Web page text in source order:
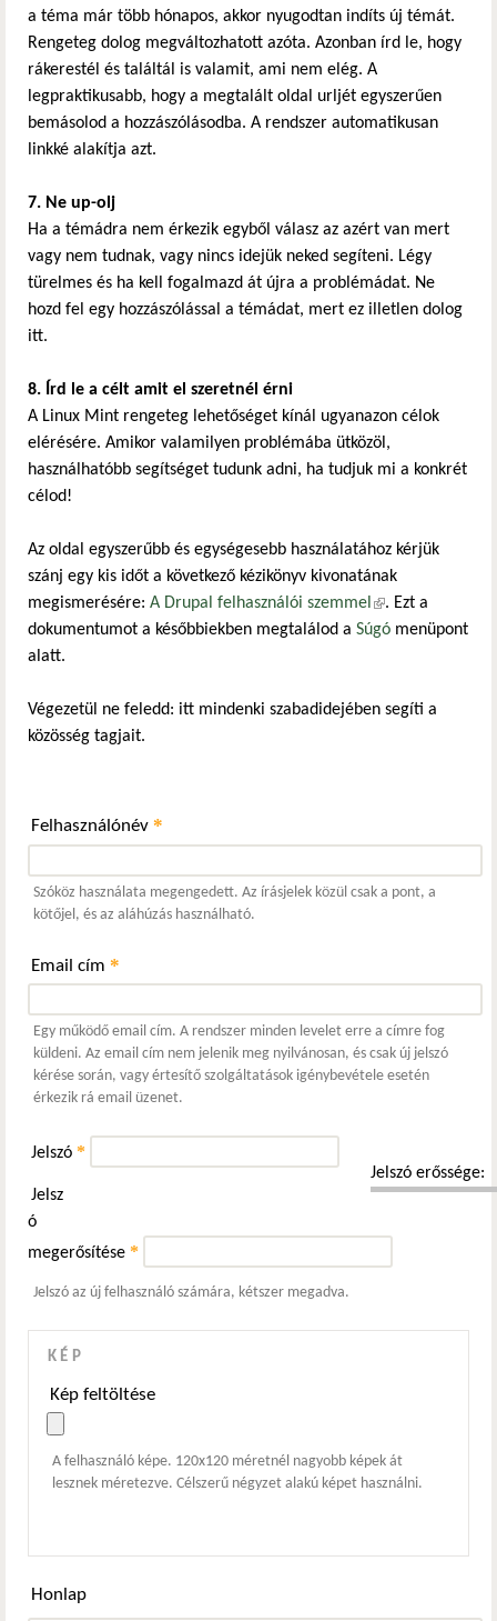
a téma már több hónapos, akkor nyugodtan indíts új témát.
Rengeteg dolog megváltozhatott azóta. Azonban írd le, hogy
rákerestél és találtál is valamit, ami nem elég. A
legpraktikusabb, hogy a megtalált oldal urljét egyszerűen
bemásolod a hozzászólásodba. A rendszer automatikusan
linkké alakítja azt.
7. Ne up-olj
Ha a témádra nem érkezik egyből válasz az azért van mert
vagy nem tudnak, vagy nincs idejük neked segíteni. Légy
türelmes és ha kell fogalmazd át újra a problémádat. Ne
hozd fel egy hozzászólással a témádat, mert ez illetlen dolog
itt.
8. Írd le a célt amit el szeretnél érni
A Linux Mint rengeteg lehetőséget kínál ugyanazon célok
elérésére. Amikor valamilyen problémába ütközöl,
használhatóbb segítséget tudunk adni, ha tudjuk mi a konkrét
célod!
Az oldal egyszerűbb és egységesebb használatához kérjük
szánj egy kis időt a következő kézikönyv kivonatának
megismerésére: A Drupal felhasználói szemmel (külső hivatkozás)
. Ezt a
dokumentumot a későbbiekben megtalálod a Súgó menüpont
alatt.
Végezetül ne feledd: itt mindenki szabadidejében segíti a
közösség tagjait.
Felhasználónév *
Szóköz használata megengedett. Az írásjelek közül csak a pont, a
kötőjel, és az aláhúzás használható.
Email cím *
Egy működő email cím. A rendszer minden levelet erre a címre fog
küldeni. Az email cím nem jelenik meg nyilvánosan, és csak új jelszó
kérése során, vagy értesítő szolgáltatások igénybevétele esetén
érkezik rá email üzenet.
Jelszó erőssége:
Jelszó *
Jelsz
ó
megerősítése *
Jelszó az új felhasználó számára, kétszer megadva.
KÉP
Kép feltöltése
A felhasználó képe. 120x120 méretnél nagyobb képek át
lesznek méretezve. Célszerű négyzet alakú képet használni.
Honlap